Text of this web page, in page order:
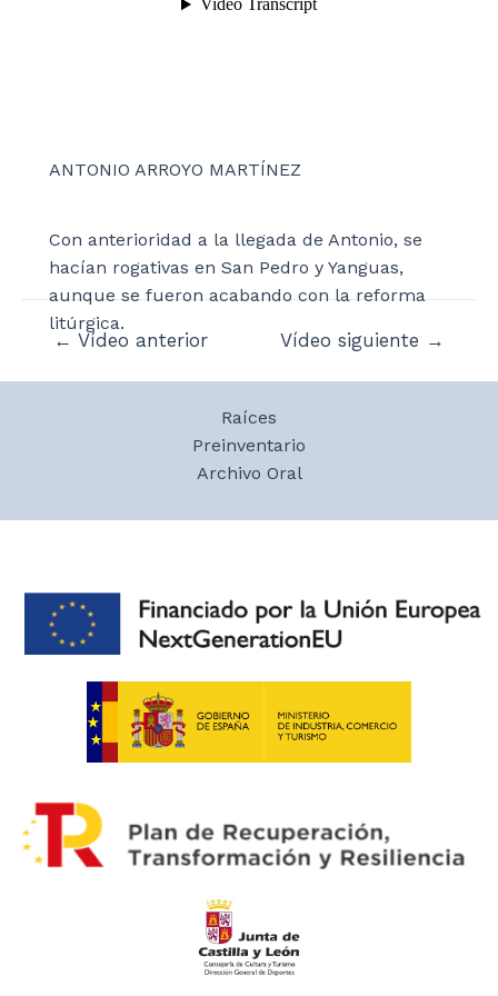
ANTONIO ARROYO MARTÍNEZ
Con anterioridad a la llegada de Antonio, se
hacían rogativas en San Pedro y Yanguas,
aunque se fueron acabando con la reforma
litúrgica.
Navegación
← Vídeo anterior Vídeo siguiente →
Raíces
Preinventario
Archivo Oral